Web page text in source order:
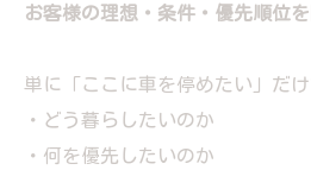
お客様の理想・条件・優先順位
単に「ここに車を停めたい」だけ
・どう暮らしたいのか
・何を優先したいのか